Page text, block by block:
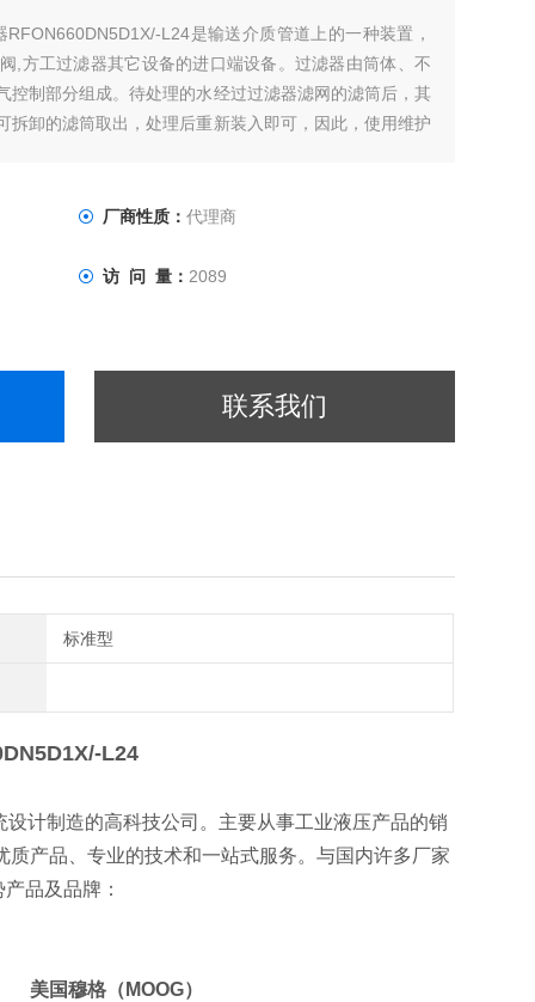
RFON660DN5D1X/-L24是输送介质管道上的一种装置，
,方工过滤器其它设备的进口端设备。过滤器由筒体、不
控制部分组成。待处理的水经过过滤器滤网的滤筒后，其
拆卸的滤筒取出，处理后重新装入即可，因此，使用维护
厂商性质：代理商
访 问 量： 2089
联系我们
标准型
L24
计制造的高科技公司。主要从事工业液压产品的销
产品、专业的技术和一站式服务。与国内许多厂家
品及品牌：
美国穆格（MOOG）